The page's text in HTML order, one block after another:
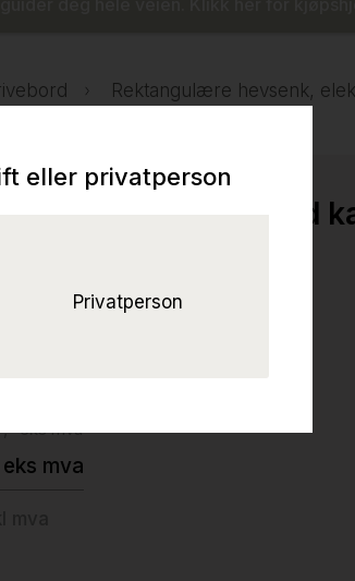
Rektangulære hevsenk,
Pro 120x80cm med
understell i grålakkert metall, Brukt
eks mva
eks mva
eller privatperson
Privatperson